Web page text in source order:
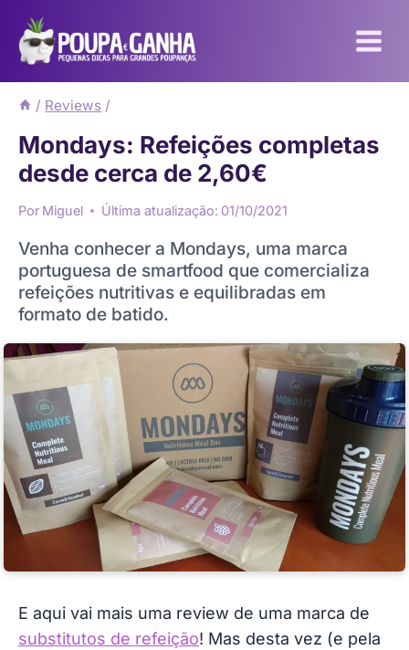
para
Conteúdo
/ Reviews /
Mondays: Refeições completas
desde cerca de 2,60€
Por Miguel Última atualização: 01/10/2021
Venha conhecer a Mondays, uma marca
portuguesa de smartfood que comercializa
refeições nutritivas e equilibradas em
formato de batido.
E aqui vai mais uma review de uma marca de
substitutos de refeição! Mas desta vez (e pela